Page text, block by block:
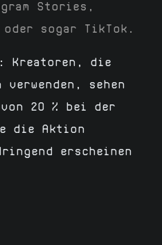
Stories,
oder sogar TikTok.
Kreatoren, die
verwenden, sehen
20 % bei der
die Aktion
erscheinen